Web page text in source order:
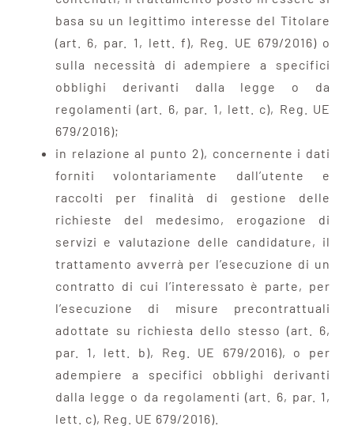
basa su un legittimo interesse del Titolare
(art. 6, par. 1, lett. f), Reg. UE 679/2016) o
sulla necessità di adempiere a specifici
obblighi derivanti dalla legge o da
regolamenti (art. 6, par. 1, lett. c), Reg. UE
679/2016);
in relazione al punto 2), concernente i dati
forniti volontariamente dall’utente e
raccolti per finalità di gestione delle
richieste del medesimo, erogazione di
servizi e valutazione delle candidature, il
trattamento avverrà per l’esecuzione di un
contratto di cui l’interessato è parte, per
l’esecuzione di misure precontrattuali
adottate su richiesta dello stesso (art. 6,
par. 1, lett. b), Reg. UE 679/2016), o per
adempiere a specifici obblighi derivanti
dalla legge o da regolamenti (art. 6, par. 1,
lett. c), Reg. UE 679/2016).